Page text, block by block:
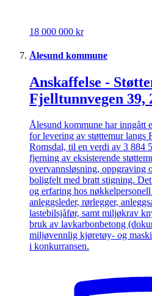
18 000 000 kr
Ålesund kommune
Anskaffelse -
Fjelltunnvegen 39,
Ålesund kommune har inngått
for levering av støttemur langs
Romsdal, til en verdi av 3 884
fjerning av eksisterende
overvannsløsning, oppgraving
boligfelt med bratt stigning.
og erfaring hos
anleggsleder, rørlegger,
lastebilsjåfør, samt miljøkrav
bruk av lavkarbonbetong
miljøvennlig kjøretøy- og
i konkurransen.